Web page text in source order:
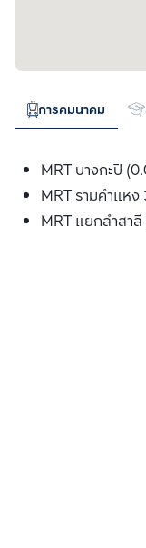
การคมนาคม
MRT บางกะปิ
MRT รามคำแห
MRT แยกลำสา